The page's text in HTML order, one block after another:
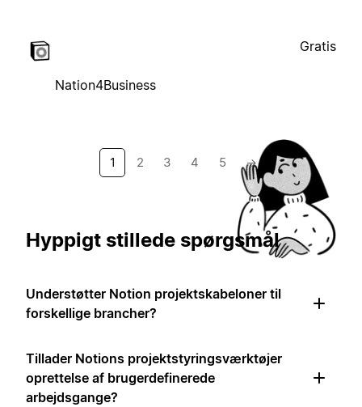
Nation4Business
Gratis
1 2 3 4 5 →
Hyppigt stillede spørgsmål
Understøtter Notion projektskabeloner til
forskellige brancher?
Tillader Notions projektstyringsværktøjer
oprettelse af brugerdefinerede
arbejdsgange?